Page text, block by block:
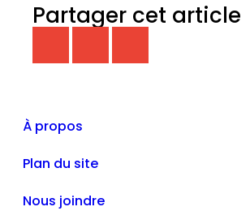
Partager cet article
À propos
Plan du site
Nous joindre